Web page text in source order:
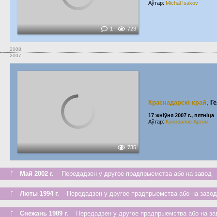
1 723
Аўтар: Michal Isakov
2008
2007
735
Краснадарскі край,
17 жніўня 2007 г., пятніца
Аўтар: Коновалов Артём
↑ Май 2002 г. Передадзен у другое прадпрыемства або на завод
↑ Люты 1994 г. Передадзен у другое прадпрыемства або на завод
↑ Снежань 1989 г. Передадзен у другое прадпрыемства або на